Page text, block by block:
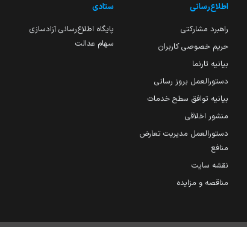
اطلاع‌رسانی
راهبرد مشارکتی
حریم خصوصی کاربران
بیانیه تارنما
دستورالعمل بروز رسانی
بیانیه توافق سطح خدمات
منشور اخلاقی
دستورالعمل مدیریت تعارض
منافع
نقشه سایت
مناقصه و مزایده
ستادی
پایگاه اطلاع‌رسانی آزادسازی
سهام عدالت